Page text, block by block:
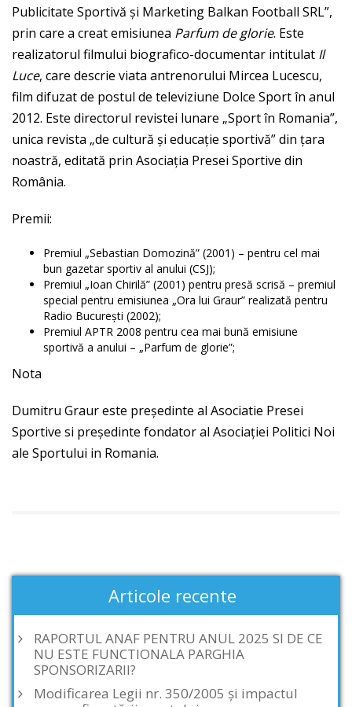
Publicitate Sportivă și Marketing Balkan Football SRL”,
prin care a creat emisiunea Parfum de glorie. Este
realizatorul filmului biografico-documentar intitulat Il
Luce, care descrie viata antrenorului Mircea Lucescu,
film difuzat de postul de televiziune Dolce Sport în anul
2012. Este directorul revistei lunare „Sport în Romania”,
unica revista „de cultură și educație sportivă” din țara
noastră, editată prin Asociația Presei Sportive din
România.
Premii:
Premiul „Sebastian Domozină” (2001) – pentru cel mai
bun gazetar sportiv al anului (CSJ);
Premiul „Ioan Chirilă” (2001) pentru presă scrisă – premiul
special pentru emisiunea „Ora lui Graur” realizată pentru
Radio București (2002);
Premiul APTR 2008 pentru cea mai bună emisiune
sportivă a anului – „Parfum de glorie”;
Nota
Dumitru Graur este președinte al Asociatie Presei
Sportive si preşedinte fondator al Asociaţiei Politici Noi
ale Sportului in Romania.
Articole recente
RAPORTUL ANAF PENTRU ANUL 2025 SI DE CE
NU ESTE FUNCTIONALA PARGHIA
SPONSORIZARII?
Modificarea Legii nr. 350/2005 și impactul